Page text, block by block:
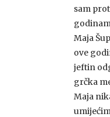
sam
Maja
ove
jeftin
grčka
Maja